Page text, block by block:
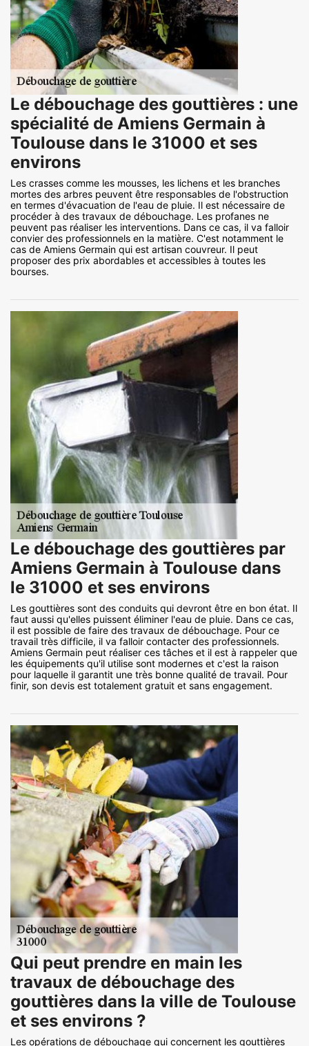
Le débouchage des gouttières : une
spécialité de Amiens Germain à
Toulouse dans le 31000 et ses
environs
Les crasses comme les mousses, les lichens et les branches
mortes des arbres peuvent être responsables de l'obstruction
en termes d'évacuation de l'eau de pluie. Il est nécessaire de
procéder à des travaux de débouchage. Les profanes ne
peuvent pas réaliser les interventions. Dans ce cas, il va falloir
convier des professionnels en la matière. C'est notamment le
cas de Amiens Germain qui est artisan couvreur. Il peut
proposer des prix abordables et accessibles à toutes les
bourses.
Le débouchage des gouttières par
Amiens Germain à Toulouse dans
le 31000 et ses environs
Les gouttières sont des conduits qui devront être en bon état. Il
faut aussi qu'elles puissent éliminer l'eau de pluie. Dans ce cas,
il est possible de faire des travaux de débouchage. Pour ce
travail très difficile, il va falloir contacter des professionnels.
Amiens Germain peut réaliser ces tâches et il est à rappeler que
les équipements qu'il utilise sont modernes et c'est la raison
pour laquelle il garantit une très bonne qualité de travail. Pour
finir, son devis est totalement gratuit et sans engagement.
Qui peut prendre en main les
travaux de débouchage des
gouttières dans la ville de Toulouse
et ses environs ?
Les opérations de débouchage qui concernent les gouttières